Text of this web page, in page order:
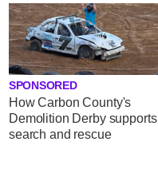
SPONSORED
How Carbon County's
Demolition Derby supports
search and rescue